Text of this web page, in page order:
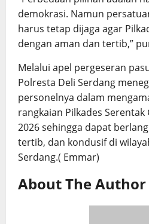
demokrasi. Namun
harus tetap dijaga agar
dengan aman dan tertib,”
Melalui apel pergeseran
Polresta Deli Serdang
personelnya dalam
rangkaian Pilkades Serentak
2026 sehingga dapat
tertib, dan kondusif di
Serdang.( Emmar)
About The Author